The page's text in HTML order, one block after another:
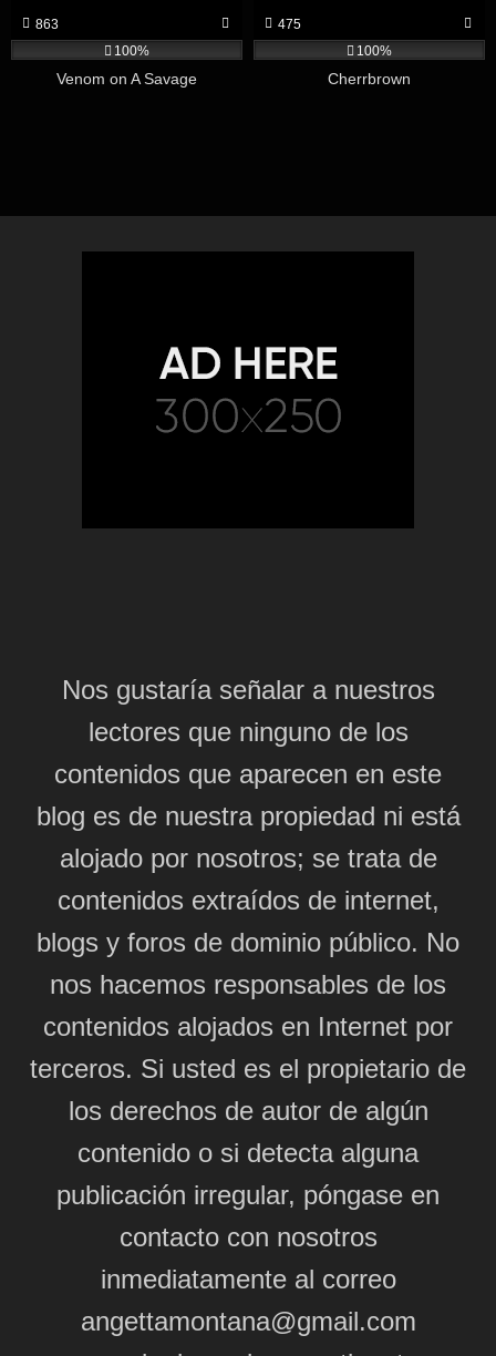
863
100%
Venom on A Savage
475
100%
Cherrbrown
Nos gustaría señalar a nuestros
lectores que ninguno de los
contenidos que aparecen en este
blog es de nuestra propiedad ni está
alojado por nosotros; se trata de
contenidos extraídos de internet,
blogs y foros de dominio público. No
nos hacemos responsables de los
contenidos alojados en Internet por
terceros. Si usted es el propietario de
los derechos de autor de algún
contenido o si detecta alguna
publicación irregular, póngase en
contacto con nosotros
inmediatamente al correo
angettamontana@gmail.com